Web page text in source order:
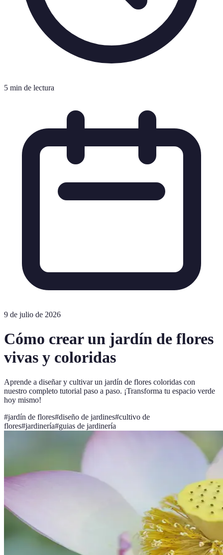
5 min de lectura
9 de julio de 2026
Cómo crear un jardín de flores
vivas y coloridas
Aprende a diseñar y cultivar un jardín de flores coloridas con
nuestro completo tutorial paso a paso. ¡Transforma tu espacio verde
hoy mismo!
#jardín de flores#diseño de jardines#cultivo de
flores#jardinería#guias de jardinería